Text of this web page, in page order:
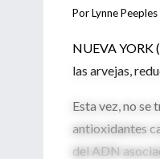
Por Lynne Peeples
NUEVA YORK
las arvejas,
Esta vez, no
antioxidantes
del ADN